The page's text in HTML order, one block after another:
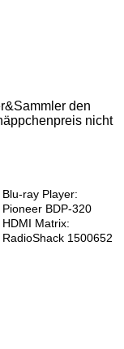
den
nicht
Blu-ray Player:
Pioneer BDP-320
HDMI Matrix:
RadioShack 1500652